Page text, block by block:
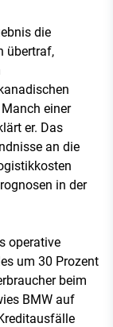
die
übertraf,
einer
er. Das
an die
in der
operative
um 30 Prozent
beim
BMW auf